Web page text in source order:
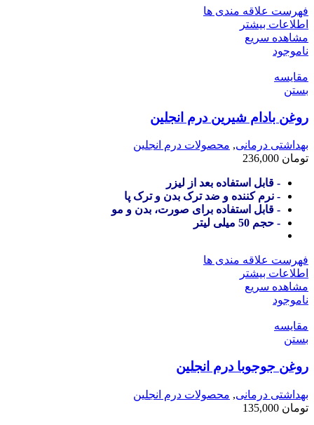
فهرست علاقه مندی ها
اطلاعات بیشتر
مشاهده سریع
ناموجود
مقایسه
بستن
روغن بادام شیرین درم انجلین
بهداشتی درمانی, محصولات درم انجلین
تومان
- قابل استفاده بعد از لیزر
- نرم کننده و ضد ترک بدن و ترک پا
- قابل استفاده برای صورت، بدن و مو
- حجم 50 میلی لیتر
فهرست علاقه مندی ها
اطلاعات بیشتر
مشاهده سریع
ناموجود
مقایسه
بستن
روغن جوجوبا درم انجلین
بهداشتی درمانی, محصولات درم انجلین
تومان